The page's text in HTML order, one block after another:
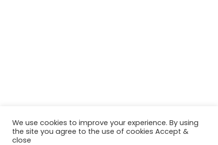
We use cookies to improve your experience. By using
the site you agree to the use of cookies Accept &
close